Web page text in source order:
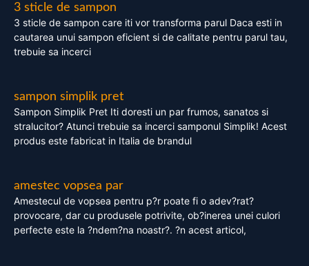
3 sticle de sampon
3 sticle de sampon care iti vor transforma parul Daca esti in
cautarea unui sampon eficient si de calitate pentru parul tau,
trebuie sa incerci
sampon simplik pret
Sampon Simplik Pret Iti doresti un par frumos, sanatos si
stralucitor? Atunci trebuie sa incerci samponul Simplik! Acest
produs este fabricat in Italia de brandul
amestec vopsea par
Amestecul de vopsea pentru p?r poate fi o adev?rat?
provocare, dar cu produsele potrivite, ob?inerea unei culori
perfecte este la ?ndem?na noastr?. ?n acest articol,